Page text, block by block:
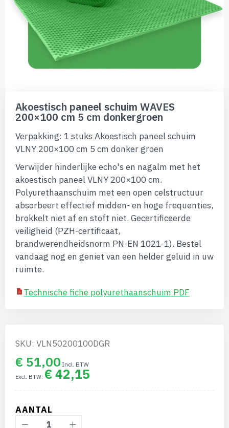
naar
begin
afbeeldingen-
Akoestisch paneel schuim WAVES
200×100 cm 5 cm donkergroen
Verpakking: 1 stuks Akoestisch paneel schuim
VLNY 200×100 cm 5 cm donker groen
Verwijder hinderlijke echo's en nagalm met het
akoestisch paneel VLNY 200×100 cm.
Polyurethaanschuim met een open celstructuur
absorbeert effectief midden- en hoge frequenties,
brokkelt niet af en stoft niet. Gecertificeerde
veiligheid (PZH-certificaat,
brandwerendheidsnorm PN-EN 1021-1). Bestel
vandaag nog en geniet van een helder geluid in uw
ruimte.
Technische fiche polyurethaanschuim PDF
SKU: VLN50200100DGR
€ 51,00
€ 42,15
AANTAL